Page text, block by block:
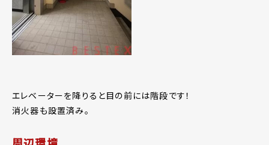
エレベーターを降りると目の前には階段です！
消火器も設置済み。